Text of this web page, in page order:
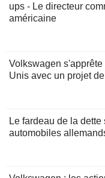
ups - Le directeur
américaine
Volkswagen
Unis avec un projet
Le fardeau de la
automobiles